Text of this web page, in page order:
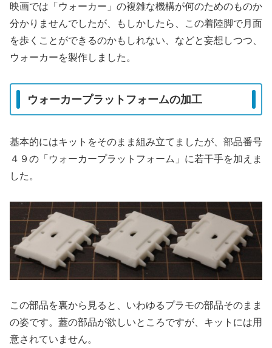
映画では「ウォーカー」の複雑な機構が何のためのものか
分かりませんでしたが、もしかしたら、この着陸脚で月面
を歩くことができるのかもしれない、などと妄想しつつ、
ウォーカーを製作しました。
ウォーカープラットフォームの加工
基本的にはキットをそのまま組み立てましたが、部品番号
４９の「ウォーカープラットフォーム」に若干手を加えま
した。
この部品を裏から見ると、いわゆるプラモの部品そのまま
の姿です。蓋の部品が欲しいところですが、キットには用
意されていません。